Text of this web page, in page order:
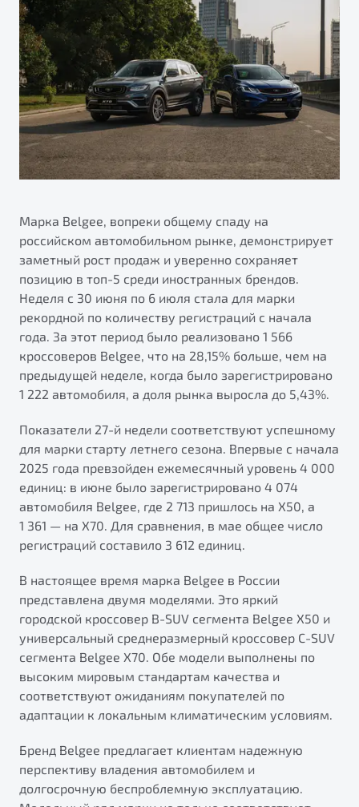
Яркий кроссовер
от 2 219 990 ₽*
Обзор В наличии
S50
Элегантный и практичный седан
от 1 699 990 ₽*
X70
Универсальный кроссовер
от 2 499 990 ₽*
Автокредит
Трейд-ин
Страхование
Расчет КАСКО
Узнайте о специальных выгодах при покупке
автомобиля Belgee
Подробно
Автомобили в наличии
Тест-драйв
Автокредит
Спецпредложения
ПОДДЕРЖКА
Гарантия Belgee
Belgee Линк
Belgee Клуб
Belgee Плюс
Реферальная программа
Помощь на дорогах
Будьте еще более уверены на дорогах с программой
"Помощь на дорогах"
Преимущества программы
Запись на сервис
Калькулятор ТО
Клиентская поддержка
О дилерском центре
Правовая информация
Марка Belgee, вопреки общему спаду на
российском автомобильном рынке, демонстрирует
заметный рост продаж и уверенно сохраняет
позицию в топ-5 среди иностранных брендов.
Неделя c 30 июня по 6 июля стала для марки
рекордной по количеству регистраций с начала
года. За этот период было реализовано 1 566
кроссоверов Belgee, что на 28,15% больше, чем на
предыдущей неделе, когда было зарегистрировано
1 222 автомобиля, а доля рынка выросла до 5,43%.
Показатели 27-й недели соответствуют успешному
для марки старту летнего сезона. Впервые с начала
2025 года превзойден ежемесячный уровень 4 000
единиц: в июне было зарегистрировано 4 074
автомобиля Belgee, где 2 713 пришлось на X50, а
1 361 — на X70. Для сравнения, в мае общее число
регистраций составило 3 612 единиц.
В настоящее время марка Belgee в России
представлена двумя моделями. Это яркий
городской кроссовер B-SUV сегмента Belgee X50 и
универсальный среднеразмерный кроссовер C-SUV
сегмента Belgee X70. Обе модели выполнены по
высоким мировым стандартам качества и
соответствуют ожиданиям покупателей по
адаптации к локальным климатическим условиям.
Бренд Belgee предлагает клиентам надежную
перспективу владения автомобилем и
долгосрочную беспроблемную эксплуатацию.